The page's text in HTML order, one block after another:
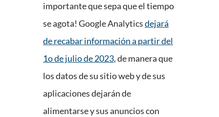
importante que sepa que el tiempo
se agota! Google Analyticsdejará
de recabar información a partir del
1o de julio de 2023, de manera que
los datos de su sitio web y de sus
aplicaciones dejarán de
alimentarse y sus anuncios con